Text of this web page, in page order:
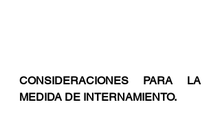
CONSIDERACIONES PARA LA
MEDIDA DE INTERNAMIENTO.